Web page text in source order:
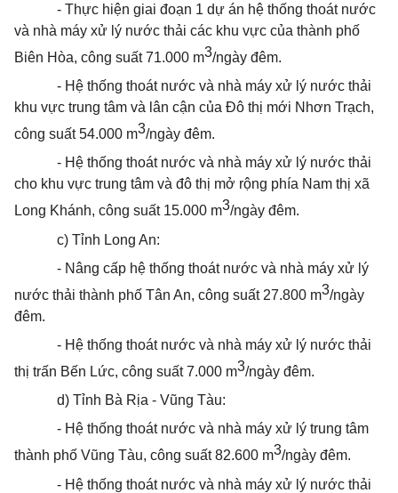
- Thực hiện giai đoạn 1 dự án hệ thống thoátnước
và nhà máy xử lý nước thải các khu vực của thành phố
Biên Hòa, công suất 71.000 m3/ngày đêm.
- Hệ thống thoátnước và nhà máy xử lý nước thải
khu vực trung tâm và lân cận của Đô thị mới Nhơn Trạch,
công suất 54.000 m3/ngày đêm.
- Hệ thống thoátnước và nhà máy xử lý nước thải
cho khu vực trung tâm và đô thị mở rộng phía Nam thị xã
Long Khánh, công suất 15.000 m3/ngày đêm.
c) Tỉnh Long An:
- Nâng cấp hệ thống thoátnước và nhà máy xử lý
nước thải thành phố Tân An, công suất 27.800 m3/ngày
đêm.
- Hệ thống thoátnước và nhà máy xử lý nước thải
thị trấn Bến Lức, công suất 7.000 m3/ngày đêm.
d) Tỉnh Bà Rịa - Vũng Tàu:
- Hệ thống thoátnước và nhà máy xử lý trung tâm
thành phố Vũng Tàu, công suất 82.600 m3/ngày đêm.
- Hệ thống thoátnước và nhà máy xử lý nước thải